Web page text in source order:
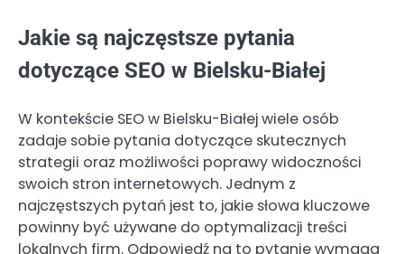
Jakie są najczęstsze pytania
dotyczące SEO w Bielsku-Białej
W kontekście SEO w Bielsku-Białej wiele osób
zadaje sobie pytania dotyczące skutecznych
strategii oraz możliwości poprawy widoczności
swoich stron internetowych. Jednym z
najczęstszych pytań jest to, jakie słowa kluczowe
powinny być używane do optymalizacji treści
lokalnych firm. Odpowiedź na to pytanie wymaga